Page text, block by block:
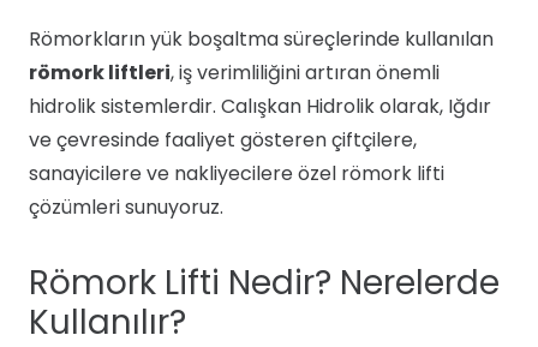
Römorkların yük boşaltma süreçlerinde kullanılan
römork liftleri, iş verimliliğini artıran önemli
hidrolik sistemlerdir. Calışkan Hidrolik olarak, Iğdır
ve çevresinde faaliyet gösteren çiftçilere,
sanayicilere ve nakliyecilere özel römork lifti
çözümleri sunuyoruz.
Römork Lifti Nedir? Nerelerde
Kullanılır?